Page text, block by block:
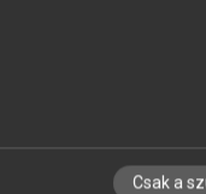
Csak a